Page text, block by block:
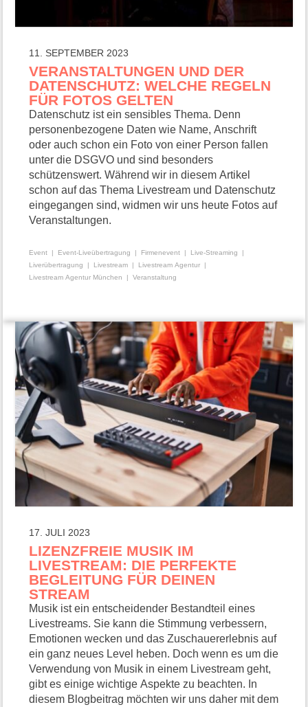
11. SEPTEMBER 2023
VERANSTALTUNGEN UND DER
DATENSCHUTZ: WELCHE REGELN
FÜR FOTOS GELTEN
Datenschutz ist ein sensibles Thema. Denn
personenbezogene Daten wie Name, Anschrift
oder auch schon ein Foto von einer Person fallen
unter die DSGVO und sind besonders
schützenswert. Während wir in diesem Artikel
schon auf das Thema Livestream und Datenschutz
eingegangen sind, widmen wir uns heute Fotos auf
Veranstaltungen.
Event Event-Liveübertragung Firmenevent
Live-Streaming
Liverübertragung
Livestream
Livestream Agentur
Livestream Agentur München
Veranstaltung
17. JULI 2023
LIZENZFREIE MUSIK IM
LIVESTREAM: DIE PERFEKTE
BEGLEITUNG FÜR DEINEN
STREAM
Musik ist ein entscheidender Bestandteil eines
Livestreams. Sie kann die Stimmung verbessern,
Emotionen wecken und das Zuschauererlebnis auf
ein ganz neues Level heben. Doch wenn es um die
Verwendung von Musik in einem Livestream geht,
gibt es einige wichtige Aspekte zu beachten. In
diesem Blogbeitrag möchten wir uns daher mit dem